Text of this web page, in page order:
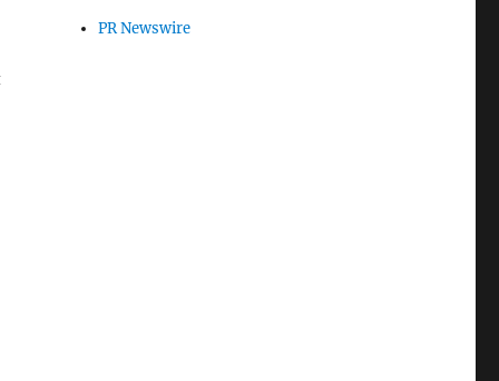
PR Newswire